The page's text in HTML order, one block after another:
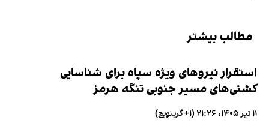
مطالب بیشتر
استقرار نیروهای ویژه سپاه برای شناسایی
کشتی‌های مسیر جنوبی تنگه هرمز
۱۱ تیر ۱۴۰۵، ۲۱:۲۶ (‎+۱ گرینویچ)